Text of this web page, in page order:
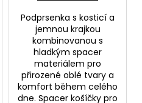
Podprsenka s kosticí a
jemnou krajkou
kombinovanou s
hladkým spacer
materiálem pro
přirozené oblé tvary a
komfort během celého
dne. Spacer košíčky pro